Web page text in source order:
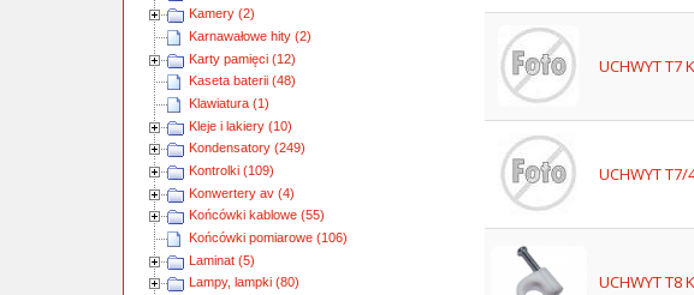
Kamery (2)
Karnawałowe hity (2)
Karty pamięci (12)
Kaseta baterii (48)
Klawiatura (1)
Kleje i lakiery (10)
Kondensatory (249)
Kontrolki (109)
Konwertery av (4)
Końcówki kablowe (55)
Końcówki pomiarowe (106)
Laminat (5)
Lampy, lampki (80)
UCHWYT T7
UCHWYT T7/
UCHWYT T8